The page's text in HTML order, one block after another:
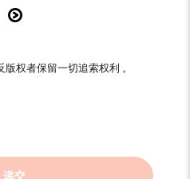
递交
权者保留一切追索权利 。